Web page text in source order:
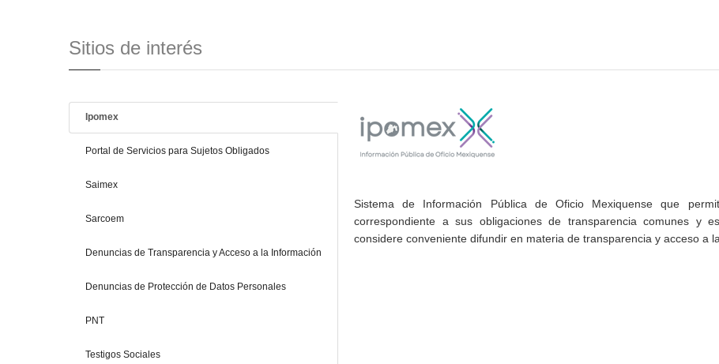
Sitios de interés
Ipomex
Portal de Servicios para Sujetos Obligados
Saimex
Sarcoem
Denuncias de Transparencia y Acceso a la Información
Denuncias de Protección de Datos Personales
PNT
Testigos Sociales
Sistema de Información Pública de Oficio Mexiquense que
correspondiente a sus obligaciones de transparencia comunes y
considere conveniente difundir en materia de transparencia y acceso a